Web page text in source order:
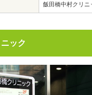
飯田橋中村クリニ
ック